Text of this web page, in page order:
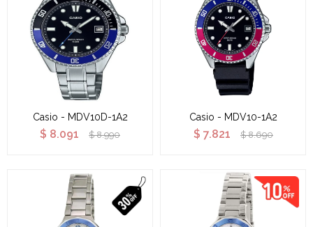
Casio - MDV10D-1A2
$ 8.091 $ 8.990
Casio - MDV10-1A2
$ 7.821 $ 8.690